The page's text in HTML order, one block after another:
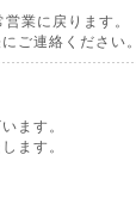
業に戻ります。
ご連絡ください。
ます。
ます。